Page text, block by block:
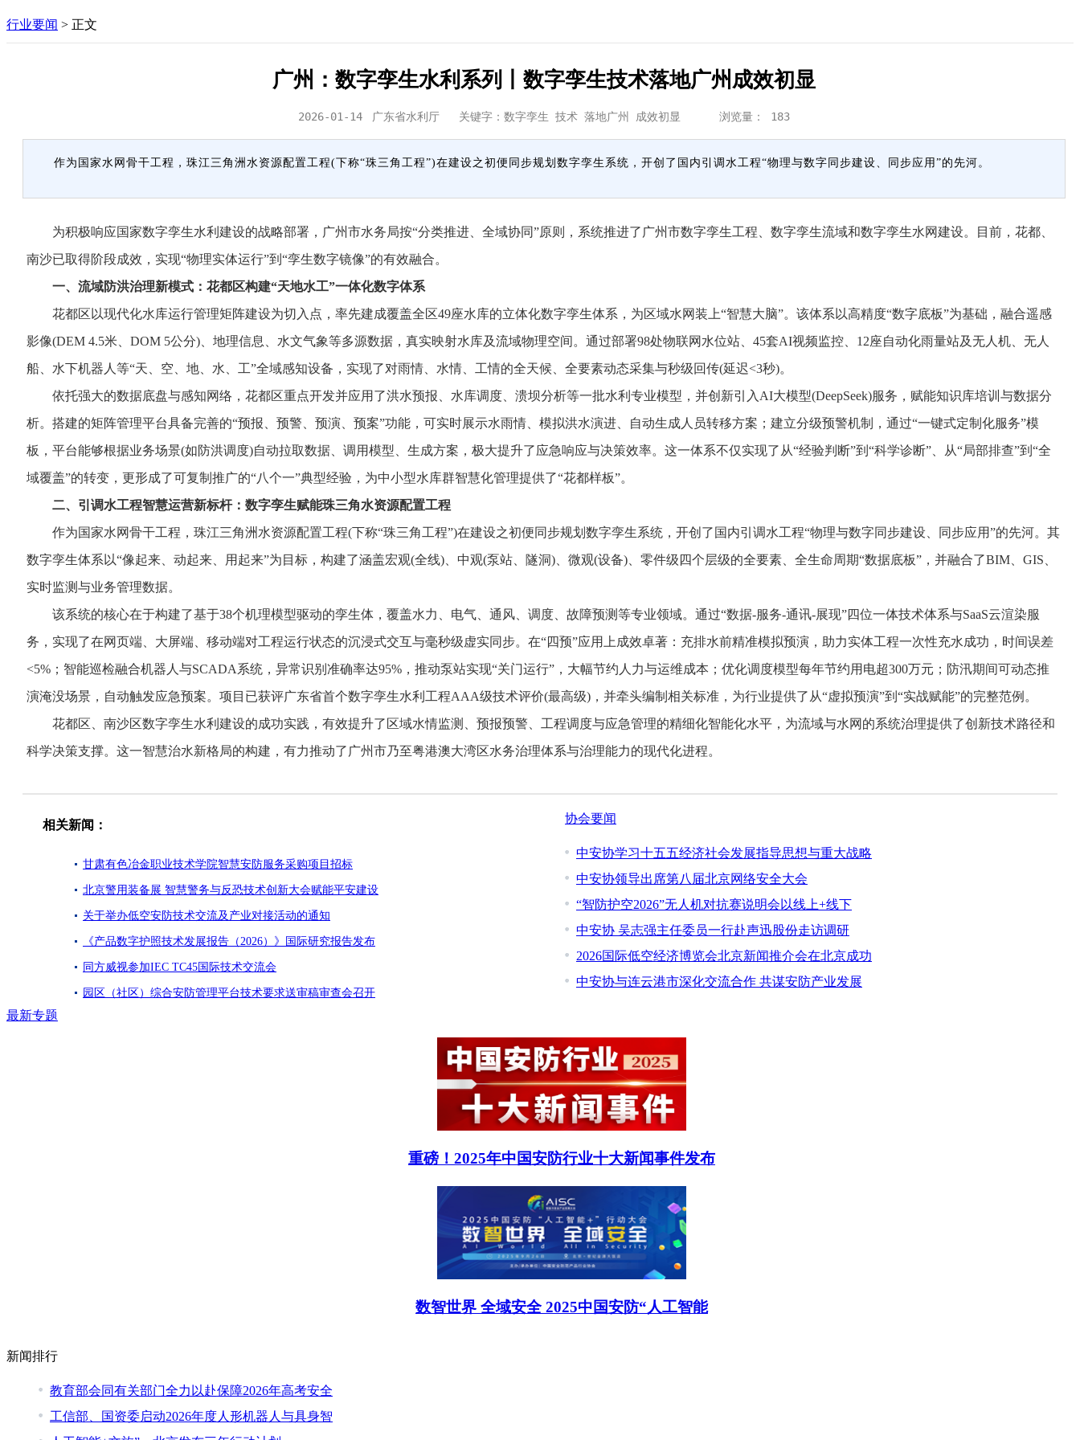
行业要闻 > 正文
广州：数字孪生水利系列丨数字孪生技术落地广州成效初显
2026-01-14 广东省水利厅 关键字：数字孪生 技术 落地广州 成效初显 浏览量： 183
作为国家水网骨干工程，珠江三角洲水资源配置工程(下称“珠三角工程”)在建设之初便同步规划数字孪生系统，开创了国内引调水工程“物理与数字同步建设、同步应用”的先河。
为积极响应国家数字孪生水利建设的战略部署，广州市水务局按“分类推进、全域协同”原则，系统推进了广州市数字孪生工程、数字孪生流域和数字孪生水网建设。目前，花都、
南沙已取得阶段成效，实现“物理实体运行”到“孪生数字镜像”的有效融合。
一、流域防洪治理新模式：花都区构建“天地水工”一体化数字体系
花都区以现代化水库运行管理矩阵建设为切入点，率先建成覆盖全区49座水库的立体化数字孪生体系，为区域水网装上“智慧大脑”。该体系以高精度“数字底板”为基础，融合遥感
影像(DEM 4.5米、DOM 5公分)、地理信息、水文气象等多源数据，真实映射水库及流域物理空间。通过部署98处物联网水位站、45套AI视频监控、12座自动化雨量站及无人机、无人
船、水下机器人等“天、空、地、水、工”全域感知设备，实现了对雨情、水情、工情的全天候、全要素动态采集与秒级回传(延迟<3秒)。
依托强大的数据底盘与感知网络，花都区重点开发并应用了洪水预报、水库调度、溃坝分析等一批水利专业模型，并创新引入AI大模型(DeepSeek)服务，赋能知识库培训与数据分
析。搭建的矩阵管理平台具备完善的“预报、预警、预演、预案”功能，可实时展示水雨情、模拟洪水演进、自动生成人员转移方案；建立分级预警机制，通过“一键式定制化服务”模
板，平台能够根据业务场景(如防洪调度)自动拉取数据、调用模型、生成方案，极大提升了应急响应与决策效率。这一体系不仅实现了从“经验判断”到“科学诊断”、从“局部排查”到“全
域覆盖”的转变，更形成了可复制推广的“八个一”典型经验，为中小型水库群智慧化管理提供了“花都样板”。
二、引调水工程智慧运营新标杆：数字孪生赋能珠三角水资源配置工程
作为国家水网骨干工程，珠江三角洲水资源配置工程(下称“珠三角工程”)在建设之初便同步规划数字孪生系统，开创了国内引调水工程“物理与数字同步建设、同步应用”的先河。其
数字孪生体系以“像起来、动起来、用起来”为目标，构建了涵盖宏观(全线)、中观(泵站、隧洞)、微观(设备)、零件级四个层级的全要素、全生命周期“数据底板”，并融合了BIM、GIS、
实时监测与业务管理数据。
该系统的核心在于构建了基于38个机理模型驱动的孪生体，覆盖水力、电气、通风、调度、故障预测等专业领域。通过“数据-服务-通讯-展现”四位一体技术体系与SaaS云渲染服
务，实现了在网页端、大屏端、移动端对工程运行状态的沉浸式交互与毫秒级虚实同步。在“四预”应用上成效卓著：充排水前精准模拟预演，助力实体工程一次性充水成功，时间误差
<5%；智能巡检融合机器人与SCADA系统，异常识别准确率达95%，推动泵站实现“关门运行”，大幅节约人力与运维成本；优化调度模型每年节约用电超300万元；防汛期间可动态推
演淹没场景，自动触发应急预案。项目已获评广东省首个数字孪生水利工程AAA级技术评价(最高级)，并牵头编制相关标准，为行业提供了从“虚拟预演”到“实战赋能”的完整范例。
花都区、南沙区数字孪生水利建设的成功实践，有效提升了区域水情监测、预报预警、工程调度与应急管理的精细化智能化水平，为流域与水网的系统治理提供了创新技术路径和
科学决策支撑。这一智慧治水新格局的构建，有力推动了广州市乃至粤港澳大湾区水务治理体系与治理能力的现代化进程。
相关新闻：
甘肃有色冶金职业技术学院智慧安防服务采购项目招标
北京警用装备展 智慧警务与反恐技术创新大会赋能平安建设
关于举办低空安防技术交流及产业对接活动的通知
《产品数字护照技术发展报告（2026）》国际研究报告发布
同方威视参加IEC TC45国际技术交流会
园区（社区）综合安防管理平台技术要求送审稿审查会召开
协会要闻
中安协学习十五五经济社会发展指导思想与重大战略
中安协领导出席第八届北京网络安全大会
“智防护空2026”无人机对抗赛说明会以线上+线下
中安协 吴志强主任委员一行赴声迅股份走访调研
2026国际低空经济博览会北京新闻推介会在北京成功
中安协与连云港市深化交流合作 共谋安防产业发展
最新专题
重磅！2025年中国安防行业十大新闻事件发布
数智世界 全域安全 2025中国安防“人工智能
新闻排行
教育部会同有关部门全力以赴保障2026年高考安全
工信部、国资委启动2026年度人形机器人与具身智